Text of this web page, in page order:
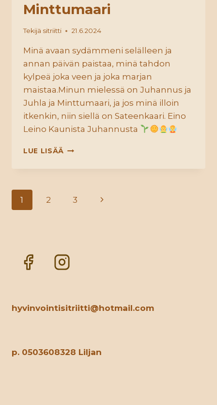
Minttumaari
Tekijä sitriitti 21.6.2024
Minä avaan sydämmeni selälleen ja
annan päivän paistaa, minä tahdon
kylpeä joka veen ja joka marjan
maistaa.Minun mielessä on Juhannus ja
Juhla ja Minttumaari, ja jos minä illoin
itkenkin, niin siellä on Sateenkaari. Eino
Leino Kaunista Juhannusta
LUE LISÄÄ MINTTUMAARI
Sivunavigointi
1 2 3
Seuraava
hyvinvointisitriitti@hotmail.com
p. 0503608328 Liljan